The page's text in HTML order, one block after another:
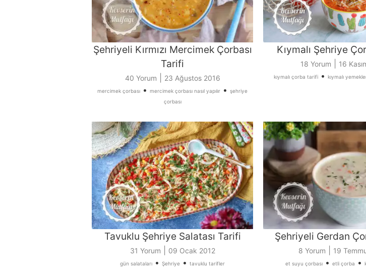
Şehriyeli Kırmızı Mercimek Çorbası
Tarifi
40 Yorum 23 Ağustos 2016
mercimek çorbası • mercimek çorbası nasıl yapılır •
şehriye
çorbası
Kıymalı Şehriye
18 Yorum 16
kıymalı çorba tarifi • kıymalı
Tavuklu Şehriye Salatası Tarifi
31 Yorum 09 Ocak 2012
gün salataları • Şehriye • tavuklu tarifler
Şehriyeli Gerdan
8 Yorum 19
et suyu çorbası • etli çorba •